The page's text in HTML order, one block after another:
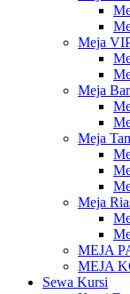
Meja
Meja Bar
Meja
Meja
MEJA
MEJA
Sewa Kursi